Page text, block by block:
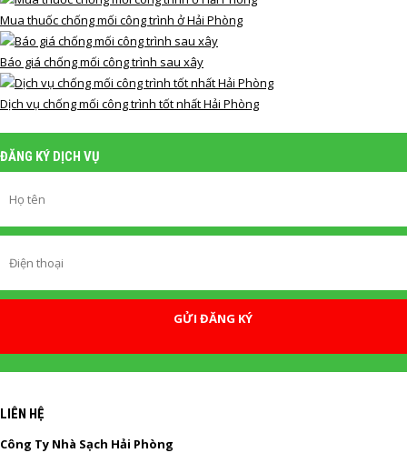
Mua thuốc chống mối công trình ở Hải Phòng
Báo giá chống mối công trình sau xây
Dịch vụ chống mối công trình tốt nhất Hải Phòng
ĐĂNG KÝ DỊCH VỤ
GỬI ĐĂNG KÝ
LIÊN HỆ
Công Ty Nhà Sạch Hải Phòng